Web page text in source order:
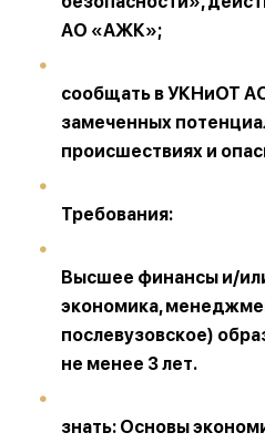
АО «АЖК»;
сообщать в УКНиОТ
замеченных
происшествиях и
Требования:
Высшее финансы и/
экономика,
послевузовское)
не менее 3 лет.
знать: Основы